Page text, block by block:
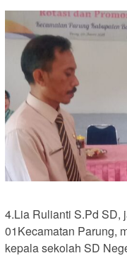
4.Lia Rulianti S.Pd SD,
01Kecamatan Parung,
kepala sekolah SD